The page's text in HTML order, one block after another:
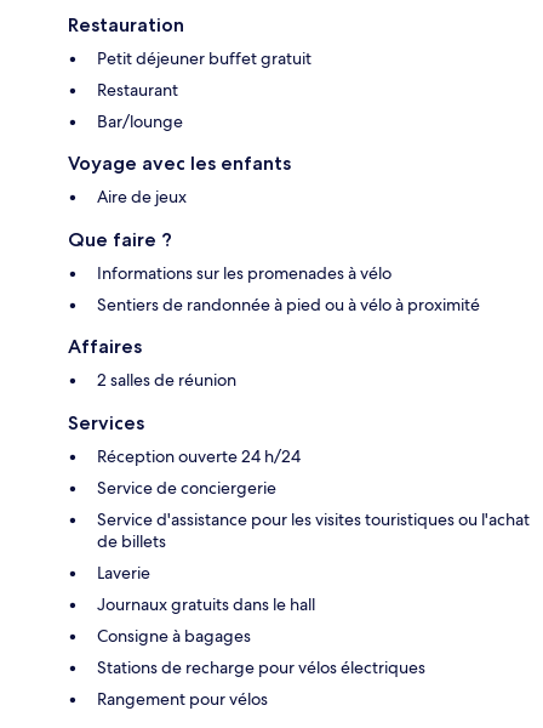
Restauration
Petit déjeuner buffet gratuit
Restaurant
Bar/lounge
Voyage avec les enfants
Aire de jeux
Que faire ?
Informations sur les promenades à vélo
Sentiers de randonnée à pied ou à vélo à proximité
Affaires
2 salles de réunion
Services
Réception ouverte 24 h/24
Service de conciergerie
Service d'assistance pour les visites touristiques ou l'achat
de billets
Laverie
Journaux gratuits dans le hall
Consigne à bagages
Stations de recharge pour vélos électriques
Rangement pour vélos